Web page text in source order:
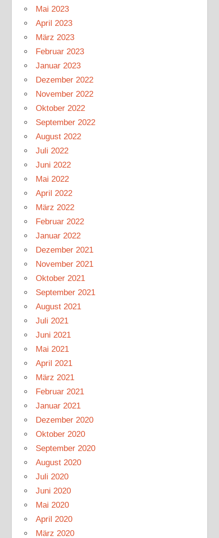
Mai 2023
April 2023
März 2023
Februar 2023
Januar 2023
Dezember 2022
November 2022
Oktober 2022
September 2022
August 2022
Juli 2022
Juni 2022
Mai 2022
April 2022
März 2022
Februar 2022
Januar 2022
Dezember 2021
November 2021
Oktober 2021
September 2021
August 2021
Juli 2021
Juni 2021
Mai 2021
April 2021
März 2021
Februar 2021
Januar 2021
Dezember 2020
Oktober 2020
September 2020
August 2020
Juli 2020
Juni 2020
Mai 2020
April 2020
März 2020